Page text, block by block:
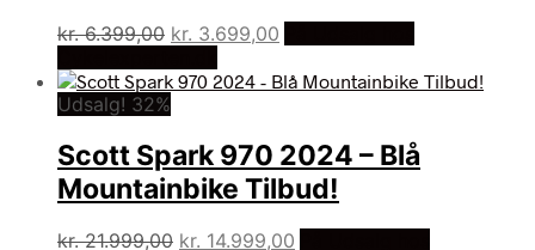
kr.6.399,00 Den
pris
kr. 3.699,00
pris
Udsalg! 32%
Scott Spark 970 2024 – Blå
Mountainbike Tilbud!
kr.21.999,00 Den
kr. 14.999,00